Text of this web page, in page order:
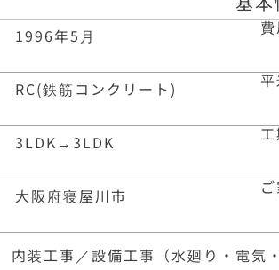
1996年5月
RC(鉄筋コンクリート)
3LDK → 3LDK
大阪府寝屋川市
内装工事／設備工事（水廻り・電気